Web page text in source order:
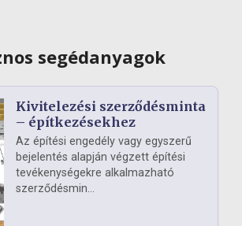
segédanyagok
Kivitelezési szerződésminta
– építkezésekhez
Az építési engedély vagy egyszerű
bejelentés alapján végzett építési
tevékenységekre alkalmazható
szerződésmin...